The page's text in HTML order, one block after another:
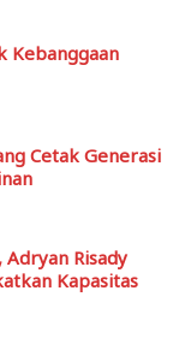
Kebanggaan
Cetak Generasi
Adryan Risady
Kapasitas